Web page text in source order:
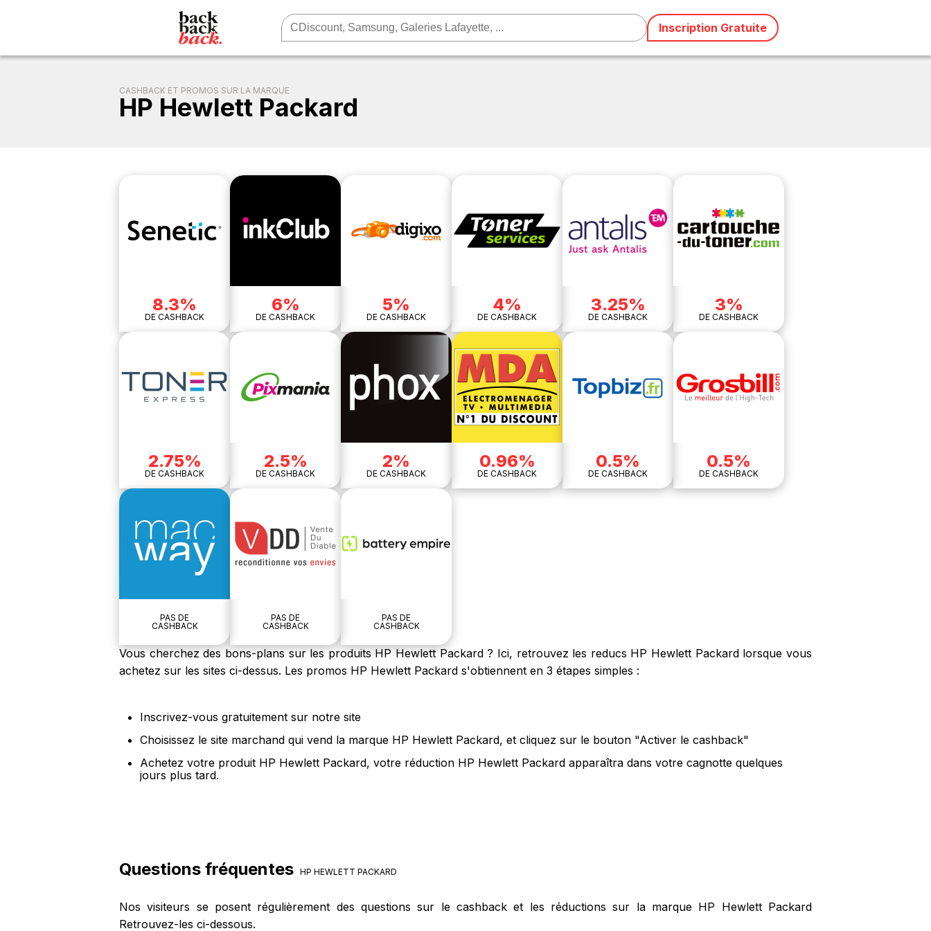
CASHBACK ET PROMOS SUR LA MARQUE
HP Hewlett Packard
8.3%
DE CASHBACK
6%
DE CASHBACK
5%
DE CASHBACK
4%
DE CASHBACK
3.25%
DE CASHBACK
3%
DE CASHBACK
2.75%
DE CASHBACK
2.5%
DE CASHBACK
2%
DE CASHBACK
0.96%
DE CASHBACK
0.5%
DE CASHBACK
0.5%
DE CASHBACK
PAS DE
CASHBACK
PAS DE
CASHBACK
PAS DE
CASHBACK
Vous cherchez des bons-plans sur les produits HP Hewlett Packard ? Ici, retrouvez les reducs HP Hewlett Packard lorsque vous
achetez sur les sites ci-dessus. Les promos HP Hewlett Packard s'obtiennent en 3 étapes simples :
Inscrivez-vous gratuitement sur notre site
Choisissez le site marchand qui vend la marque HP Hewlett Packard, et cliquez sur le bouton "Activer le cashback"
Achetez votre produit HP Hewlett Packard, votre réduction HP Hewlett Packard apparaîtra dans votre cagnotte quelques
jours plus tard.
Questions fréquentes HP HEWLETT PACKARD
Nos visiteurs se posent régulièrement des questions sur le cashback et les réductions sur la marque HP Hewlett Packard
Retrouvez-les ci-dessous.
Inscription Gratuite